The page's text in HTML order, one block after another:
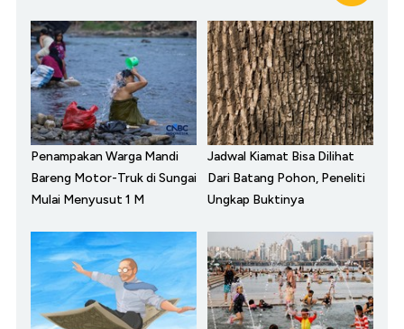
Penampakan Warga Mandi
Bareng Motor-Truk di Sungai
Mulai Menyusut 1 M
Jadwal Kiamat Bisa Dilihat
Dari Batang Pohon, Peneliti
Ungkap Buktinya